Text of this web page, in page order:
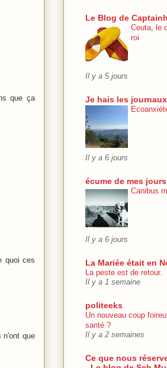
que ça
quoi ces
n'ont que
Le Blog de
Ceuta, le
roi
Il y a 5 jours
Je hais les
Il y a 6 jours
écume de mes jours
Canibus
Il y a 6 jours
La Mariée était en
La peste est de retour.
Il y a 1 semaine
politeeks
Un nouveau coup
santé ?
Il y a 2 semaines
Ce que nous